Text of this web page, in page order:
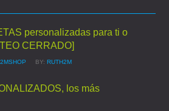
personalizadas para ti o
CERRADO]
BY:RUTH2M
los más